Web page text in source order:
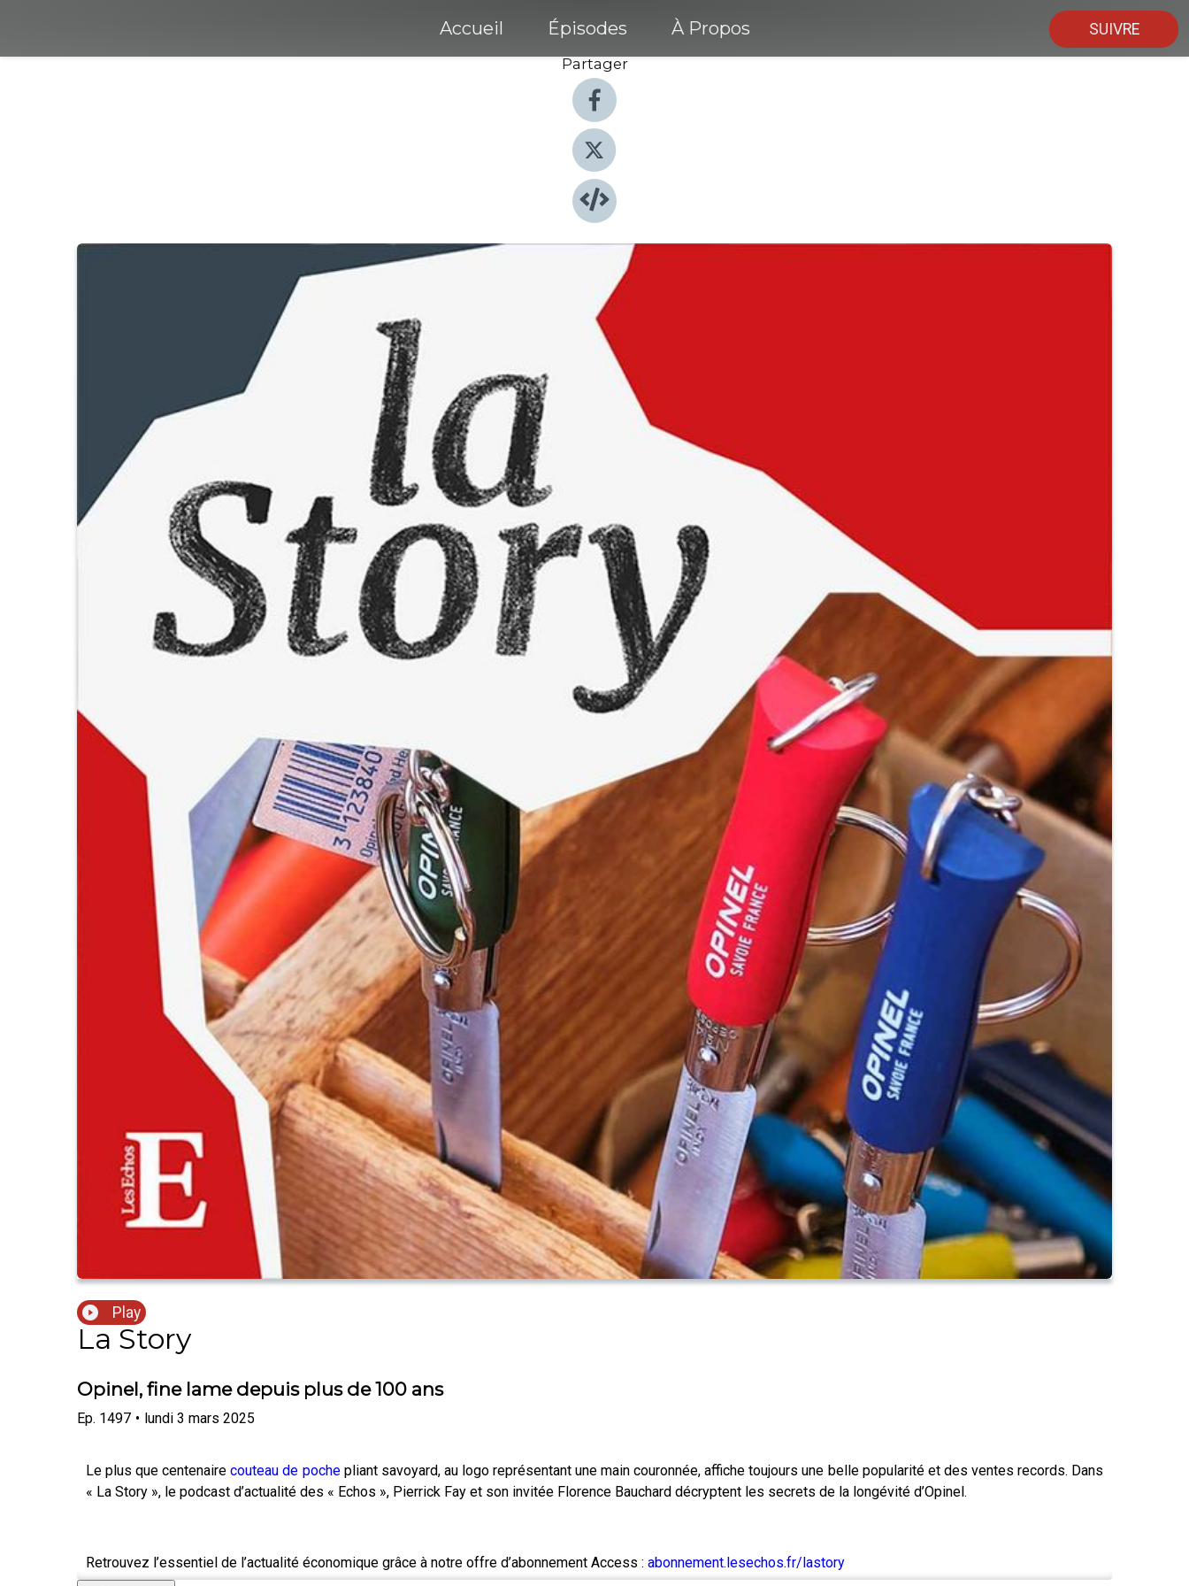
Accueil Épisodes À Propos
SUIVRE
Partager
Play
La Story
Opinel, fine lame depuis plus de 100 ans
Ep. 1497 • lundi 3 mars 2025
Le plus que centenairecouteau de pochepliant savoyard, au logo représentant une main couronnée, affiche toujours une belle popularité et des ventes records. Dans
« La Story », le podcast d’actualité des « Echos », Pierrick Fay et son invitée Florence Bauchard décryptent les secrets de la longévité d’Opinel.
Retrouvez l’essentiel de l’actualité économique grâce à notre offre d’abonnement Access : abonnement.lesechos.fr/lastory